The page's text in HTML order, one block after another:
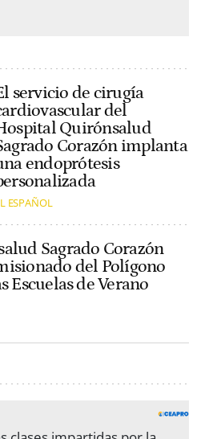
servicio de cirugía
del
Quirónsalud
Corazón implanta
endoprótesis
ESPAÑOL
Sagrado Corazón
del Polígono
Escuelas de Verano